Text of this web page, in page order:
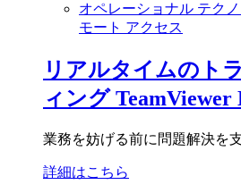
オペレーショナル テク
モート アクセス
リアルタイムのト
ィング TeamViewer
業務を妨げる前に問題解決を支
詳細はこちら